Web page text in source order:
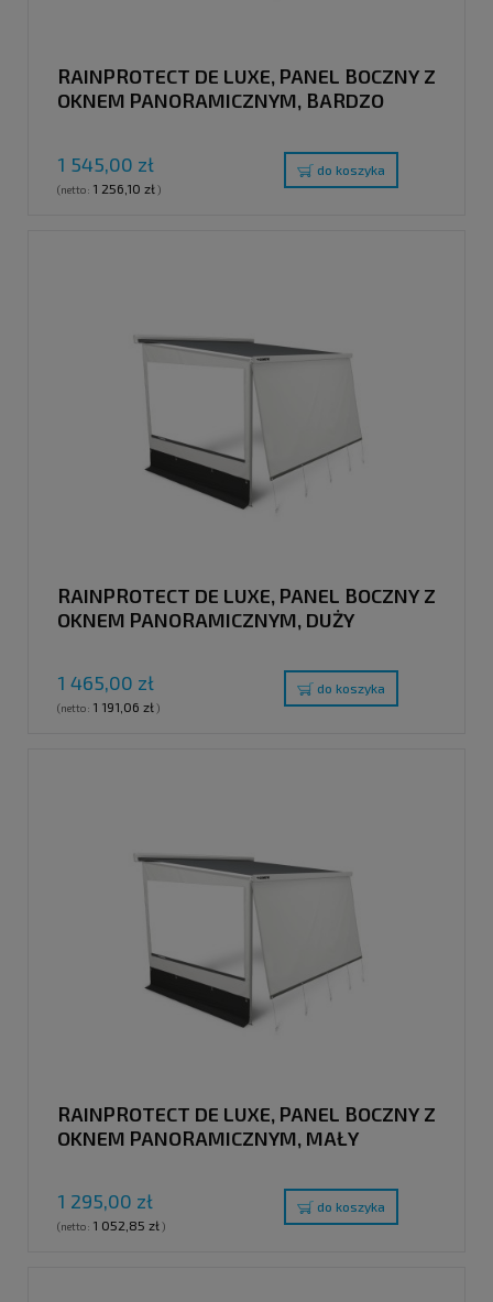
RAINPROTECT DE LUXE, PANEL BOCZNY Z
OKNEM PANORAMICZNYM, BARDZO
1 545,00 zł
(netto: 1 256,10 zł)
do koszyka
RAINPROTECT DE LUXE, PANEL BOCZNY Z
OKNEM PANORAMICZNYM, DUŻY
1 465,00 zł
(netto: 1 191,06 zł)
do koszyka
RAINPROTECT DE LUXE, PANEL BOCZNY Z
OKNEM PANORAMICZNYM, MAŁY
1 295,00 zł
(netto: 1 052,85 zł)
do koszyka